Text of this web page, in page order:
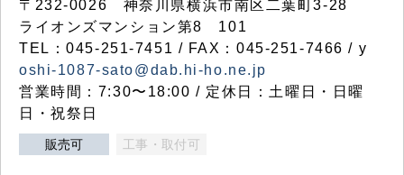
〒232-0026 神奈川県横浜市南区二葉町3-28
ライオンズマンション第8 101
TEL：045-251-7451 / FAX：045-251-7466 / y
oshi-1087-sato@dab.hi-ho.ne.jp
営業時間：7:30〜18:00 / 定休日：土曜日・日曜
日・祝祭日
販売可 工事・取付可